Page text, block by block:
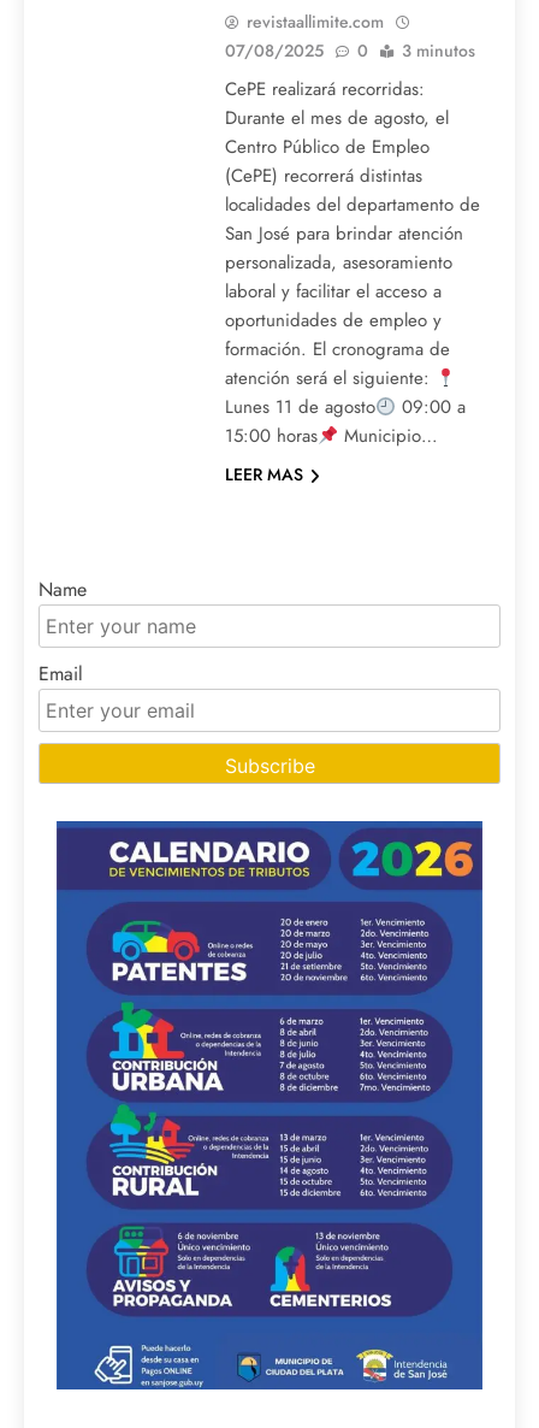
revistaallimite.com
07/08/2025
0 3 minutos
CePE realizará recorridas:
Durante el mes de agosto, el
Centro Público de Empleo
(CePE) recorrerá distintas
localidades del departamento de
San José para brindar atención
personalizada, asesoramiento
laboral y facilitar el acceso a
oportunidades de empleo y
formación. El cronograma de
atención será el siguiente:
Lunes 11 de agosto
09:00 a
15:00 horas
Municipio…
LEER MAS
Name
Email